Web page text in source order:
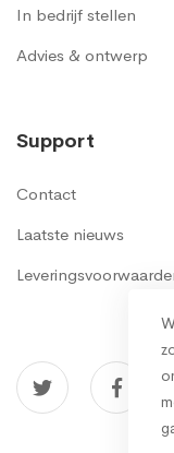
In bedrijf stellen
Advies & ontwerp
Support
Contact
Laatste nieuws